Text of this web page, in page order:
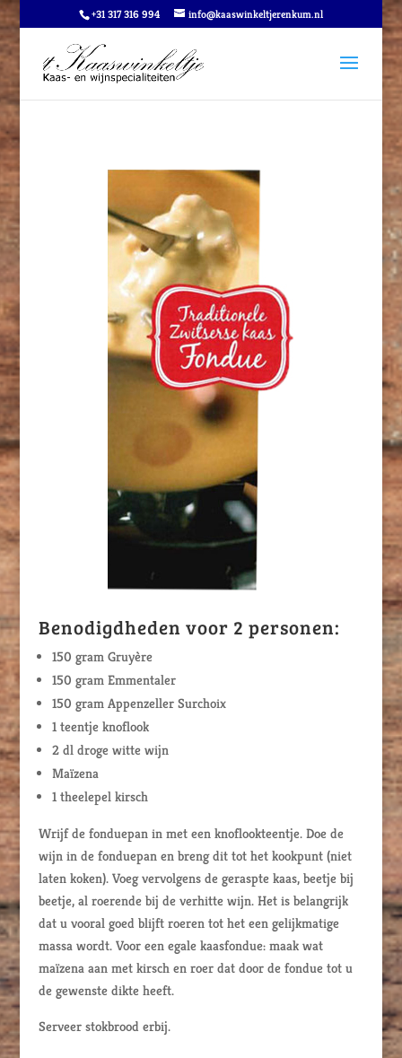
+31 317 316 994 info@kaaswinkeltjerenkum.nl
Benodigdheden voor 2 personen:
150 gram Gruyère
150 gram Emmentaler
150 gram Appenzeller Surchoix
1 teentje knoflook
2 dl droge witte wijn
Maïzena
1 theelepel kirsch
Wrijf de fonduepan in met een knoflookteentje. Doe de
wijn in de fonduepan en breng dit tot het kookpunt (niet
laten koken). Voeg vervolgens de geraspte kaas, beetje bij
beetje, al roerende bij de verhitte wijn. Het is belangrijk
dat u vooral goed blijft roeren tot het een gelijkmatige
massa wordt. Voor een egale kaasfondue: maak wat
maïzena aan met kirsch en roer dat door de fondue tot u
de gewenste dikte heeft.
Serveer stokbrood erbij.